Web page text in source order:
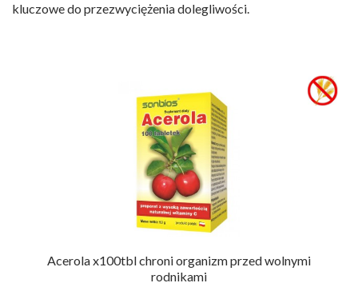
kluczowe do przezwyciężenia dolegliwości.
Acerola x100tbl chroni organizm przed wolnymi
rodnikami